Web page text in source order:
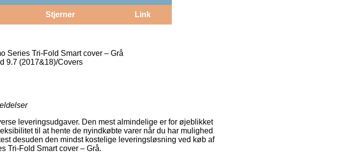
Stjerner Link
Series Tri-Fold Smart cover – Grå
9.7 (2017&18)/Covers
leveringsudgaver. Den mest almindelige er for øjeblikket
til at hente de nyindkøbte varer når du har mulighed
desuden den mindst kostelige leveringsløsning ved køb af
Tri-Fold Smart cover – Grå.